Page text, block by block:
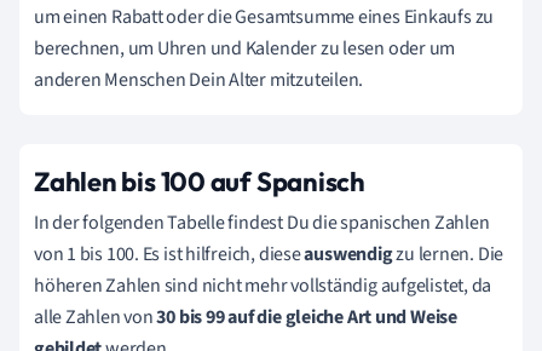
um einen Rabatt oder die Gesamtsumme eines Einkaufs zu
berechnen, um Uhren und Kalender zu lesen oder um
anderen Menschen Dein Alter mitzuteilen.
Zahlen bis 100 auf Spanisch
In der folgenden Tabelle findest Du die spanischen Zahlen
von 1 bis 100. Es ist hilfreich, dieseauswendigzu lernen. Die
höheren Zahlen sind nicht mehr vollständig aufgelistet, da
alle Zahlen von30 bis 99auf diegleiche Art und Weise